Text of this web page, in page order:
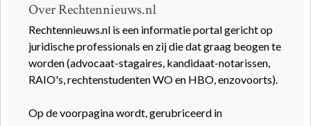
Over Rechtennieuws.nl
Rechtennieuws.nl is een informatie portal gericht op
juridische professionals en zij die dat graag beogen te
worden (advocaat-stagaires, kandidaat-notarissen,
RAIO's, rechtenstudenten WO en HBO, enzovoorts).
Op de voorpagina wordt, gerubriceerd in